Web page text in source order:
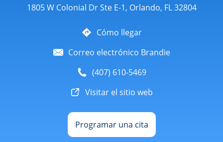
1805 W Colonial Dr Ste E-1, Orlando, FL 32804
Cómo llegar
Correo electrónico Brandie
(407) 610-5469
Visitar el sitio web
Programar una cita